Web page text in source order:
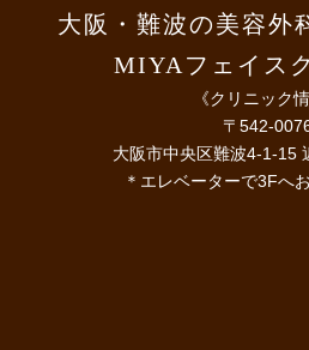
大阪・難波の美容外
MIYAフェイス
《クリニック情
〒542-
大阪市中央区難波4-1-15
＊エレベーターで3Fへ